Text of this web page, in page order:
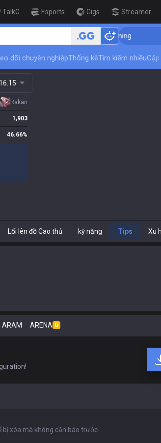
TalkG Esports Gigs Streamer
Rank Up in 3 Days! Challenger Coaching
dõi chuyên nghiệpThống kêTìm kiếm nhiều
16.15
Rakan
1,903
46.66%
Lối lên đồ Cao thủ kỹ năng Tips Xu
ARAM ARENA U